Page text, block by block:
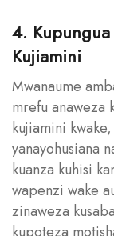
4.
Kujiamini
Mwanaume
mrefu anaweza
kujiamini
yanayohusiana
kuanza kuhisi
wapenzi wake
zinaweza
kupoteza